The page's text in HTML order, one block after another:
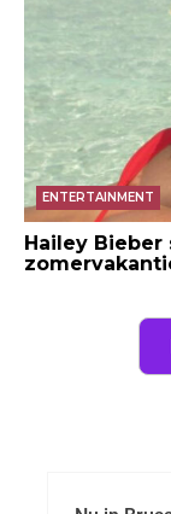
ENTERTAINMENT
Hailey